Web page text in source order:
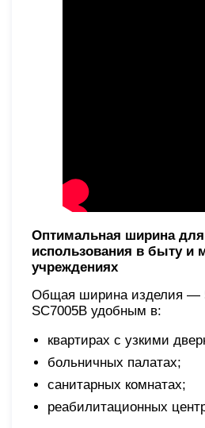
Оптимальная ширина
использования в быту и
учреждениях
Общая ширина изделия —
SC7005B удобным в:
квартирах с узкими
больничных палатах;
санитарных комнатах;
реабилитационных